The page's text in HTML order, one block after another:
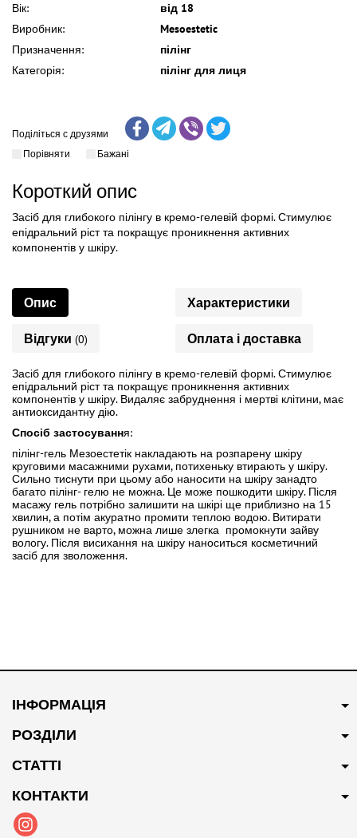
Вік:
від 18
Виробник:
Mesoestetic
Призначення:
пілінг
Категорія:
пілінг для лиця
Поділіться с друзями
Порівняти
Бажані
Короткий опис
Засіб для глибокого пілінгу в кремо-гелевій формі. Стимулює
епідральний ріст та покращує проникнення активних
компонентів у шкіру.
Опис Характеристики
Відгуки (0) Оплата і доставка
Засіб для глибокого пілінгу в кремо-гелевій формі. Стимулює
епідральний ріст та покращує проникнення активних
компонентів у шкіру. Видаляє забруднення і мертві клітини, має
антиоксидантну дію.
Спосіб застосування:
пілінг-гель Мезоестетік накладають на розпарену шкіру
круговими масажними рухами, потихеньку втирають у шкіру.
Сильно тиснути при цьому або наносити на шкіру занадто
багато пілінг- гелю не можна. Це може пошкодити шкіру. Після
масажу гель потрібно залишити на шкірі ще приблизно на 15
хвилин, а потім акуратно промити теплою водою. Витирати
рушником не варто, можна лише злегка промокнути зайву
вологу. Після висихання на шкіру наноситься косметичний
засіб для зволоження.
ІНФОРМАЦІЯ
РОЗДІЛИ
СТАТТІ
КОНТАКТИ